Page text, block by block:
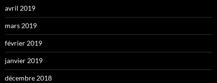
avril 2019
mars 2019
février 2019
janvier 2019
décembre 2018